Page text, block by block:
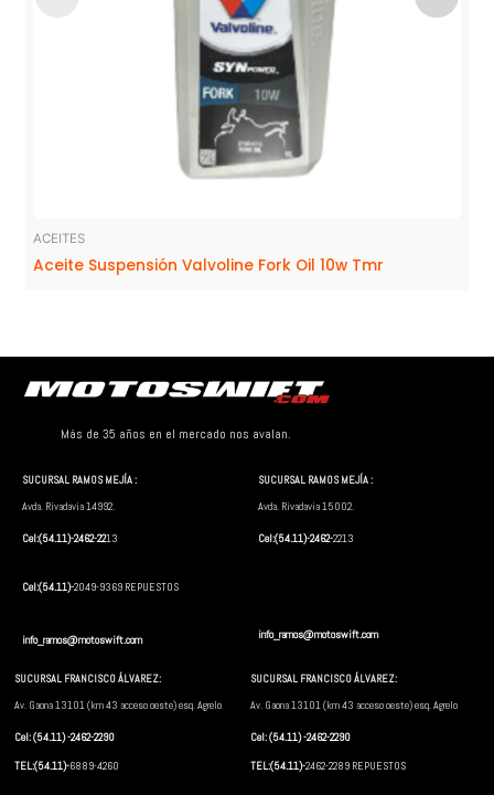
ACEITES
Aceite Suspensión Valvoline Fork Oil 10w Tmr
Más de 35 años en el mercado nos avalan.
SUCURSAL RAMOS MEJÍA :
Avda. Rivadavia 14992.
Cel:(54.11)-2462-2213
Cel:(54.11)-2049-9369 REPUESTOS
info_ramos@motoswift.com
SUCURSAL RAMOS MEJÍA :
Avda. Rivadavia 15002.
Cel:(54.11)-2462-2213
info_ramos@motoswift.com
SUCURSAL FRANCISCO ÁLVAREZ:
Av. Gaona 13101 (km 43 acceso oeste) esq. Agrelo
Cel: (54.11) -2462-2290
TEL:(54.11)-6889-4260
SUCURSAL FRANCISCO ÁLVAREZ:
Av. Gaona 13101 (km 43 acceso oeste) esq. Agrelo
Cel: (54.11) -2462-2290
TEL:(54.11)-2462-2289 REPUESTOS